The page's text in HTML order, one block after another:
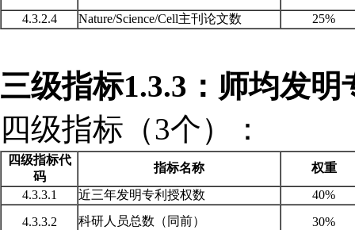
4.3.2.4
Nature/Science/Cell主刊论文数 25%
三级指标1.3.3：师均发
四级指标（3个）：
四级指标代
码
指标名称
权重
4.3.3.1
近三年发明专利授权数
40%
4.3.3.2
科研人员总数（同前） 30%